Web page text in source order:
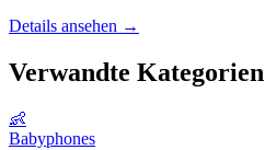
Details ansehen →
Verwandte Kategorien
👶
Babyphones